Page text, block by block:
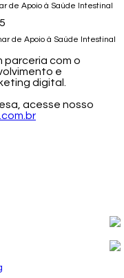
de Apoio à Saúde Intestinal
de Apoio à Saúde Intestinal
parceria com o
e
digital.
acesse nosso